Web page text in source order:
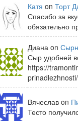
Катя on Торт
Спасибо за
обязательно
Диана on
Сыр удобней
https://
Вячеслав on
Тесто